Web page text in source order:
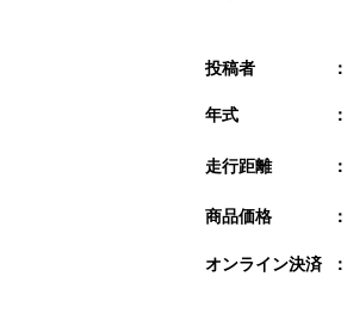
投稿者 ：
年式 ：
走行距離 ：
商品価格 ：
オンライン決済 ：